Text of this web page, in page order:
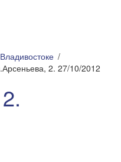
2. 27/10/2012